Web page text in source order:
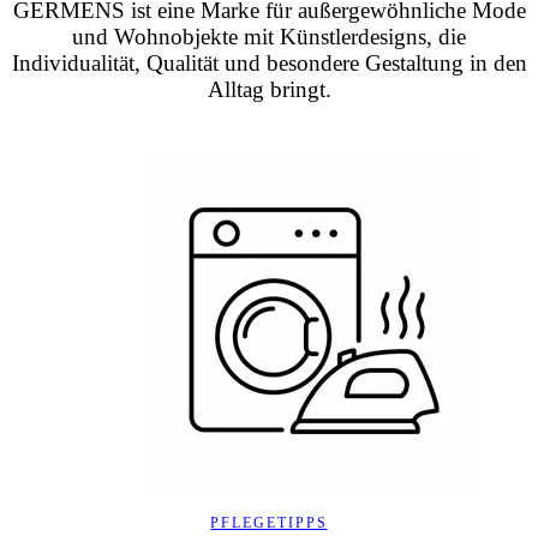
GERMENS ist eine Marke für außergewöhnliche Mode
und Wohnobjekte mit Künstlerdesigns, die
Individualität, Qualität und besondere Gestaltung in den
Alltag bringt.
PFLEGETIPPS